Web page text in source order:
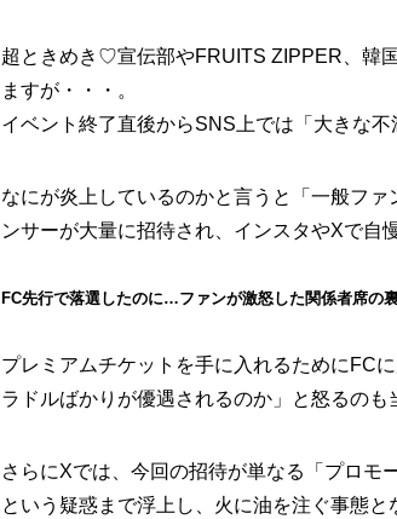
超ときめき♡宣伝部やFRUITS ZIPPER、韓
ますが・・・。
イベント終了直後からSNS上では「大きな不
なにが炎上しているのかと言うと「一般フ
ンサーが大量に招待され、インスタやXで自
FC先行で落選したのに…ファンが激怒した関係者席の
プレミアムチケットを手に入れるためにFC
ラドルばかりが優遇されるのか」と怒るのも
さらにXでは、今回の招待が単なる「プロモ
という疑惑まで浮上し、火に油を注ぐ事態と